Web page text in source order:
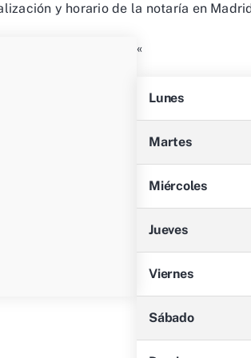
y horario de la notaría en
«
Lunes
Martes
Miércoles
Jueves
Viernes
Sábado